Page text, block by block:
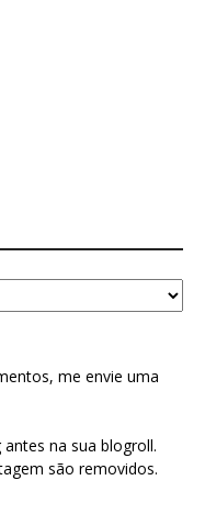
me envie uma
na sua blogroll.
são removidos.